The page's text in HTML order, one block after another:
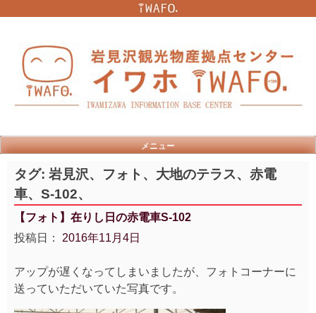
メニュー
タグ: 岩見沢、フォト、大地のテラス、赤電
車、S-102、
【フォト】在りし日の赤電車S-102
投稿日： 2016年11月4日
アップが遅くなってしまいましたが、フォトコーナーに
送っていただいていた写真です。